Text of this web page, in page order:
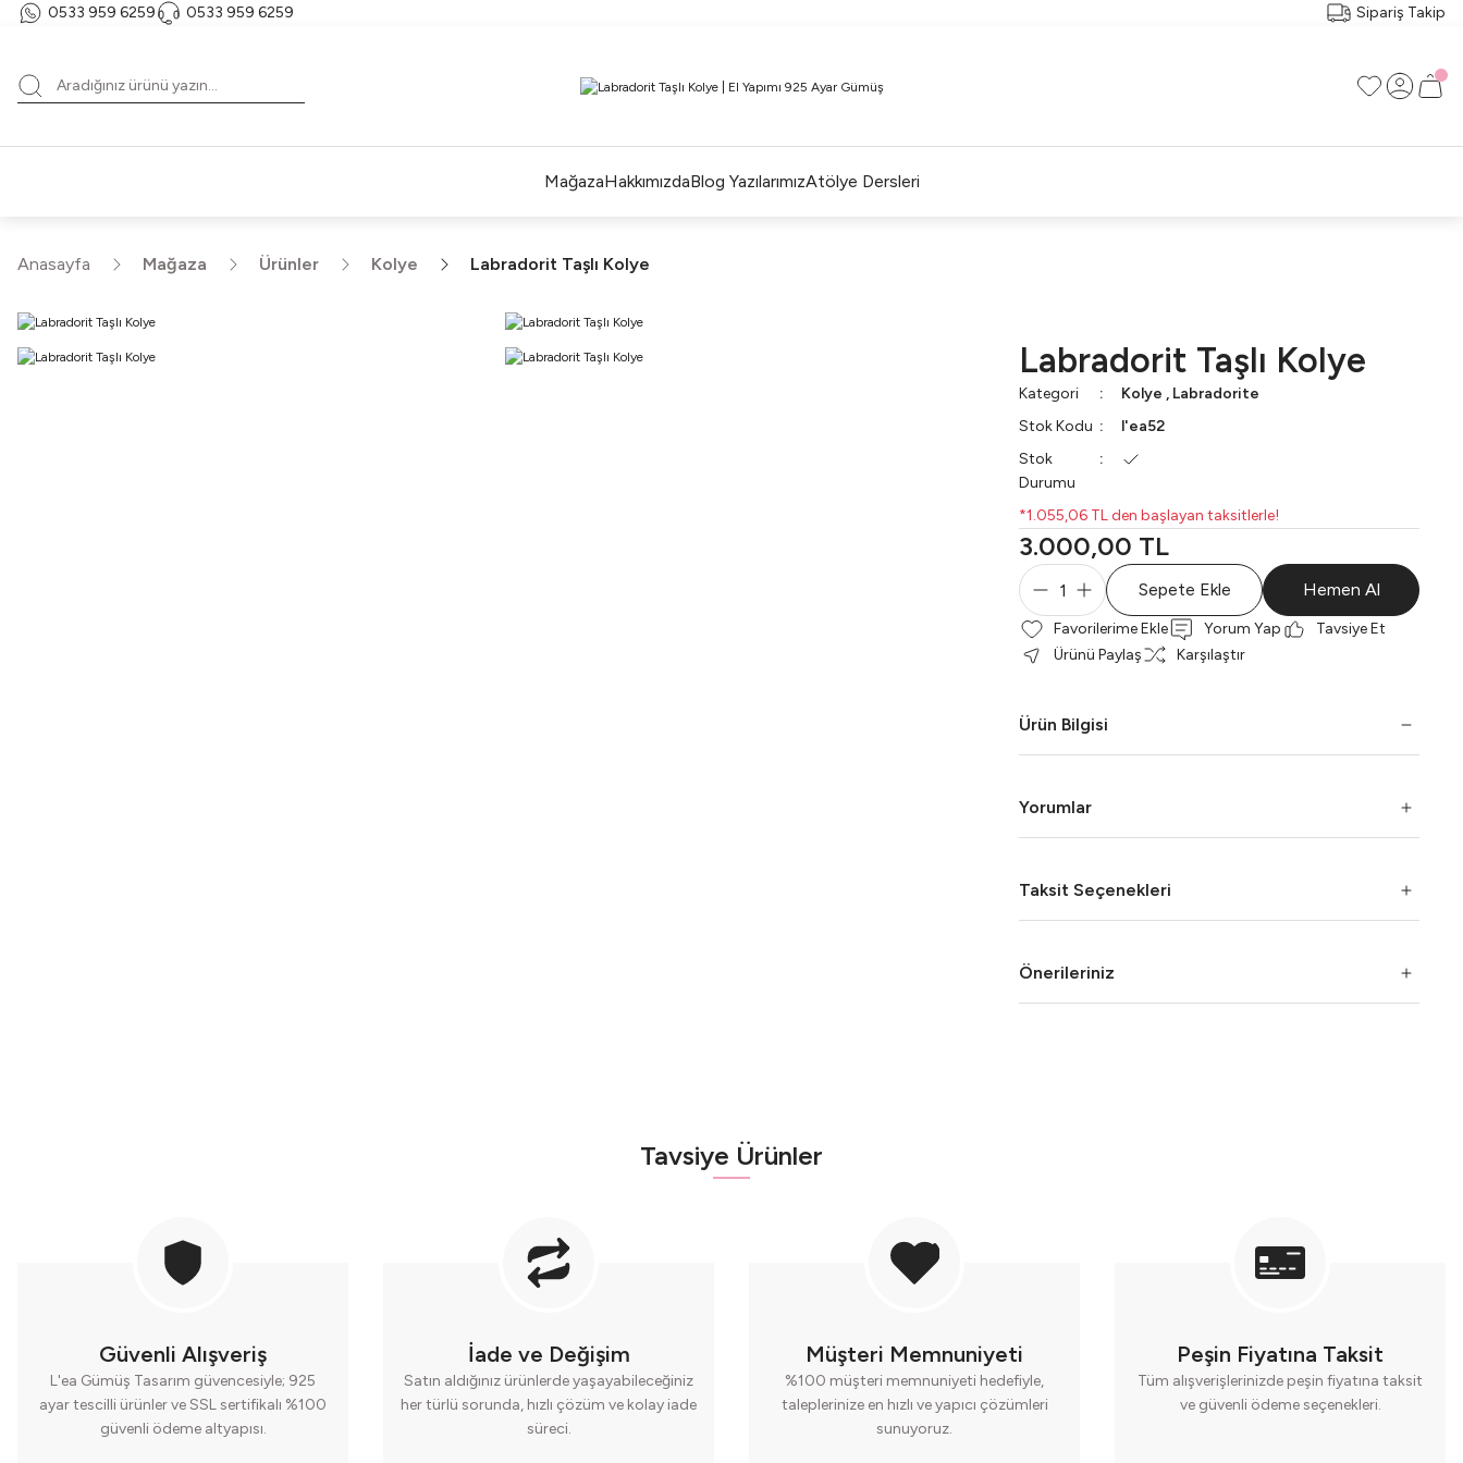
0533 959 6259 0533 959 6259
HER BİR L'EA ÖMÜR BOYU SAKLAYACAĞINIZ ANLAMLI BİR PARÇA
Sipariş Takip
MağazaHakkımızdaBlog YazılarımızAtölye Dersleri
Anasayfa Mağaza Ürünler Kolye Labradorit Taşlı Kolye
Labradorit Taşlı Kolye
Kategori Kolye , Labradorite
Stok Kodu
l'ea52
Stok
Durumu
*1.055,06 TL den başlayan taksitlerle!
3.000,00 TL
Sepete Ekle Hemen Al
Yorum Yap
Tavsiye Et
Ürünü Paylaş
Karşılaştır
Ürün Bilgisi
Yorumlar
Taksit Seçenekleri
Önerileriniz
Tavsiye Ürünler
Sepete Ekle
Mahogany Obsidian Taşlı Simetrik Küpe
Sepete Ekle
Labradorit Gümüş Yüzük | Damla Tasarım
Güvenli Alışveriş
L'ea Gümüş Tasarım güvencesiyle; 925
ayar tescilli ürünler ve SSL sertifikalı %100
güvenli ödeme altyapısı.
İade ve Değişim
Satın aldığınız ürünlerde yaşayabileceğiniz
her türlü sorunda, hızlı çözüm ve kolay iade
süreci.
Müşteri Memnuniyeti
%100 müşteri memnuniyeti hedefiyle,
taleplerinize en hızlı ve yapıcı çözümleri
sunuyoruz.
Peşin Fiyatına Taksit
Tüm alışverişlerinizde peşin fiyatına taksit
ve güvenli ödeme seçenekleri.